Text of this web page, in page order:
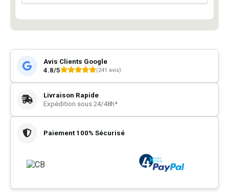
Avis Clients Google
4.8/5
(241 avis)
Livraison Rapide
Expédition sous 24/48h*
Paiement 100% Sécurisé